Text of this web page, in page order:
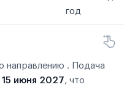
год
направлению . Подача
15 июня 2027, что